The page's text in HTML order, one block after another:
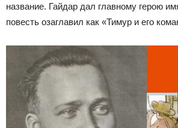
название. Гайдар дал главному герою
повесть озаглавил как «Тимур и его